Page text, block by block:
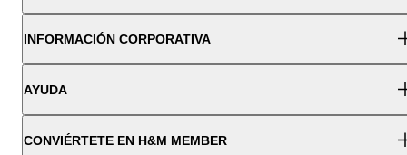
INFORMACIÓN CORPORATIVA
AYUDA
CONVIÉRTETE EN H&M MEMBER